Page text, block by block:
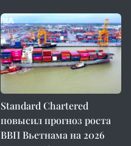
Standard Chartered
повысил прогноз роста
ВВП Вьетнама на 2026